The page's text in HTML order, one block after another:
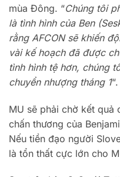
mùa Đông. “Chúng tôi
là tình hình của Ben
rằng AFCON sẽ khiến
vài kế hoạch đã được
tình hình tệ hơn, chúng
chuyển nhượng tháng 1“.
MU sẽ phải chờ kết quả
chấn thương của
Nếu tiền đạo người
là tổn thất cực lớn cho